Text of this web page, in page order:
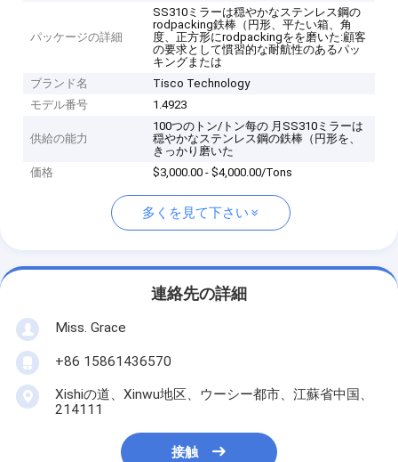
パッケージの詳細
SS310ミラーは穏やかなステンレス鋼の
rodpacking鉄棒（円形、平たい箱、角
度、正方形にrodpackingをを磨いた:顧客
の要求として慣習的な耐航性のあるパッ
キングまたは
ブランド名
Tisco Technology
モデル番号
1.4923
供給の能力
100つのトン/トン每の 月SS310ミラーは
穏やかなステンレス鋼の鉄棒（円形を、
きっかり磨いた
価格
$3,000.00 - $4,000.00/Tons
多くを見て下さい
連絡先の詳細
Miss. Grace
+86 15861436570
Xishiの道、Xinwu地区、ウーシー都市、江蘇省中国、
214111
接触